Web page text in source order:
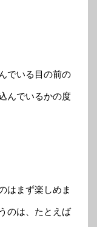
でいる目の前の
んでいるかの度
はまず楽しめま
のは、たとえば